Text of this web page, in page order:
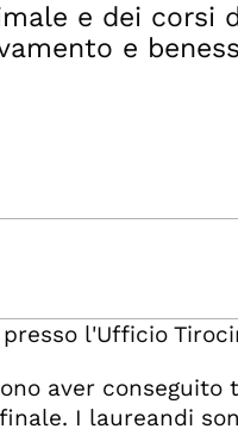
e dei corsi
e
l'Ufficio
aver conseguito
I laureandi